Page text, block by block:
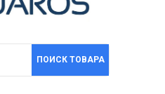
ПОИСК ТОВАРА